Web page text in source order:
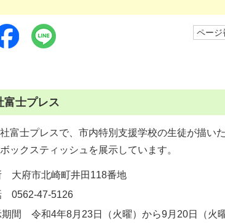
ページ
富士プレス
富士プレスで、市内特別支援学校の生徒が描い
ックスティッシュを展示しています。
大府市北崎町井田118番地
0562-47-5126
期間 令和4年8月23日（火曜）から9月20日（火